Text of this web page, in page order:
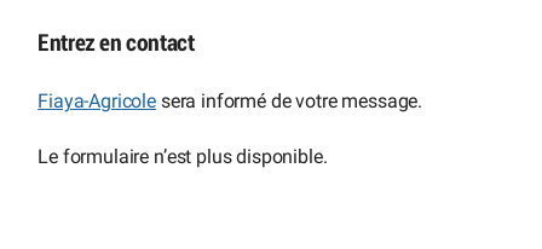
Entrez en contact
Fiaya-Agricole sera informé de votre message.
Le formulaire n’est plus disponible.